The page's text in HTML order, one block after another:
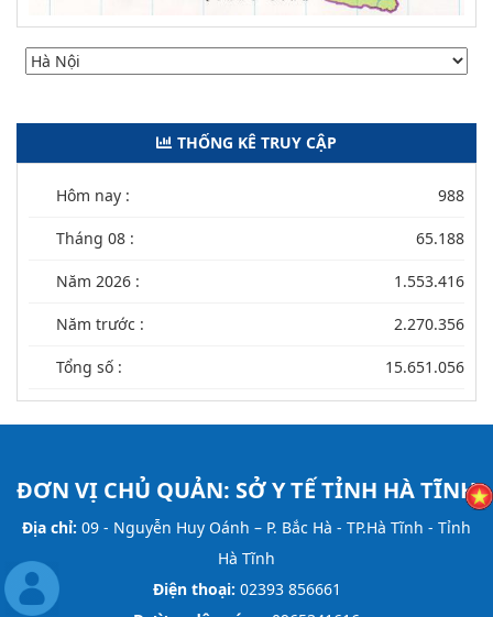
THỐNG KÊ TRUY CẬP
Hôm nay : 988
Tháng 08 : 65.188
Năm 2026 : 1.553.416
Năm trước : 2.270.356
Tổng số : 15.651.056
ĐƠN VỊ CHỦ QUẢN: SỞ Y TẾ TỈNH HÀ TĨNH
Địa chỉ: 09 - Nguyễn Huy Oánh – P. Bắc Hà - TP.Hà Tĩnh - Tỉnh
Hà Tĩnh
Điện thoại: 02393 856661